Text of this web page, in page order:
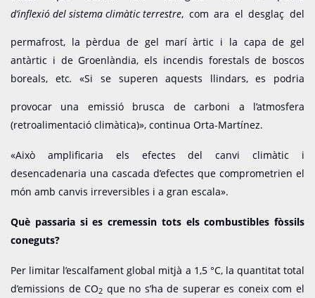
d’inflexió del sistema climàtic terrestre, com ara el desglaç del
permafrost, la pèrdua de gel marí àrtic i la capa de gel
antàrtic i de Groenlàndia, els incendis forestals de boscos
boreals, etc. «Si se superen aquests llindars, es podria
provocar una emissió brusca de carboni a l’atmosfera
(retroalimentació climàtica)», continua Orta-Martínez.
«Això amplificaria els efectes del canvi climàtic i
desencadenaria una cascada d’efectes que comprometrien el
món amb canvis irreversibles i a gran escala».
Què passaria si es cremessin tots els combustibles fòssils
coneguts?
Per limitar l’escalfament global mitjà a 1,5 °C, la quantitat total
d’emissions de CO2 que no s’ha de superar es coneix com el